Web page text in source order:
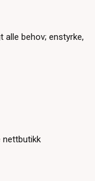
behov; enstyrke,
nettbutikk